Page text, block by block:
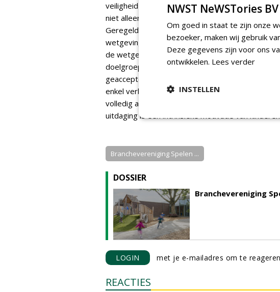
veiligheid in, op en rondom attracties en
niet alleen betrekking op het toestel zelf, maar
Geregeld komen bij de branchevereniging
wetgeving 'niets meer mag' of 'alle uitdaging
de wetgeving wordt erkend dat risico hoort bij
doelgroep herkenbaar en aanvaardbaar zijn. Af
geaccepteerd risico gezien. Blijvend letsel,
enkel verbrijzelen, is niet aanvaardbaar. Vanuit
volledig achter. Wat volwassenen risico's
uitdaging is een intrinsieke motivatie van
Branchevereniging Spelen ...
DOSSIER
Branchevereniging
LOGIN met je e-mailadres om te
REACTIES
NWST NeWSTories BV
Om goed in staat te zijn onze
bezoeker, maken wij gebruik
Deze gegevens zijn voor ons
ontwikkelen. Lees verder
INSTELLEN